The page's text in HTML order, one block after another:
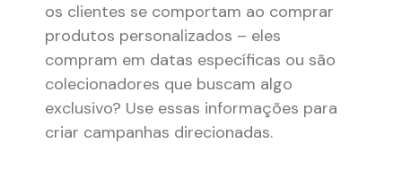
os clientes se comportam ao comprar
produtos personalizados – eles
compram em datas específicas ou são
colecionadores que buscam algo
exclusivo? Use essas informações para
criar campanhas direcionadas​.